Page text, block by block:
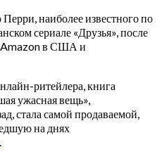
наиболее известного по
сериале «Друзья», после
Amazon в США и
ритейлера, книга
ужасная вещь»,
стала самой продаваемой,
на днях
.